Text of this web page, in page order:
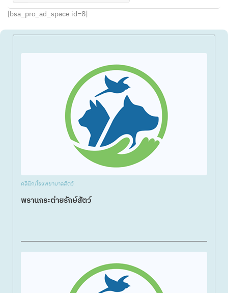
[bsa_pro_ad_space id=8]
คลินิก/โรงพยาบาลสัตว์
พรานกระต่ายรักษ์สัตว์